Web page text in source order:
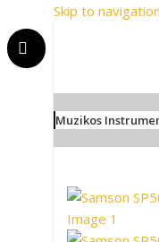
Skip to navigation
Muzikos